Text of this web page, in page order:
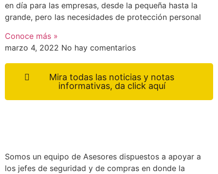
en día para las empresas, desde la pequeña hasta la
grande, pero las necesidades de protección personal
Conoce más »
marzo 4, 2022 No hay comentarios
Mira todas las noticias y notas
informativas, da click aquí
Somos un equipo de Asesores dispuestos a apoyar a
los jefes de seguridad y de compras en donde la